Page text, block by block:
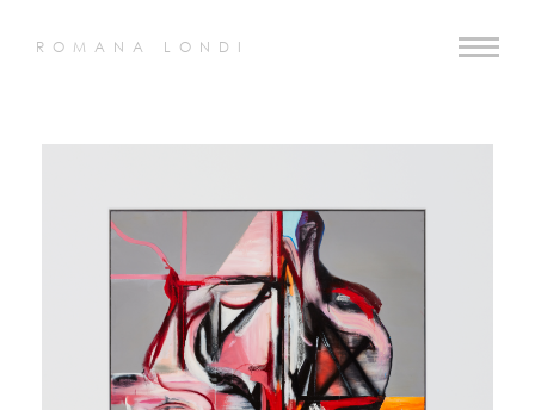
ROMANA LONDI